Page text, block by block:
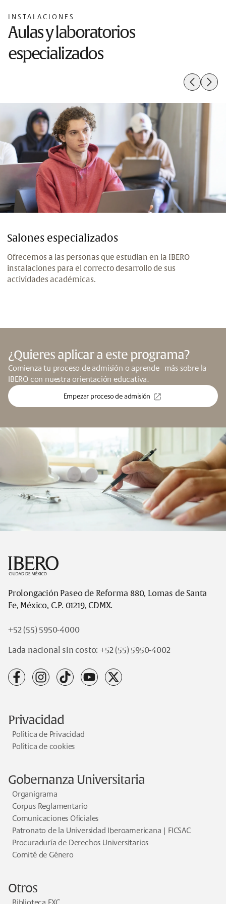
INSTALACIONES
Aulas y laboratorios
especializados
Salones especializados
Ofrecemos a las personas que estudian en la IBERO
instalaciones para el correcto desarrollo de sus
actividades académicas.
¿Quieres aplicar a este programa?
Comienza tu proceso de admisión o aprende más sobre la
IBERO con nuestra orientación educativa.
Empezar proceso de admisión
Prolongación Paseo de Reforma 880, Lomas de Santa
Fe, México, C.P. 01219, CDMX.
+52 (55) 5950-4000
Lada nacional sin costo: +52 (55) 5950-4002
facebookinstagram
tiktok youtube
x
Privacidad
Política de Privacidad
Política de cookies
Gobernanza Universitaria
Organigrama
Corpus Reglamentario
Comunicaciones Oficiales
Patronato de la Universidad Iberoamericana | FICSAC
Procuraduría de Derechos Universitarios
Comité de Género
Otros